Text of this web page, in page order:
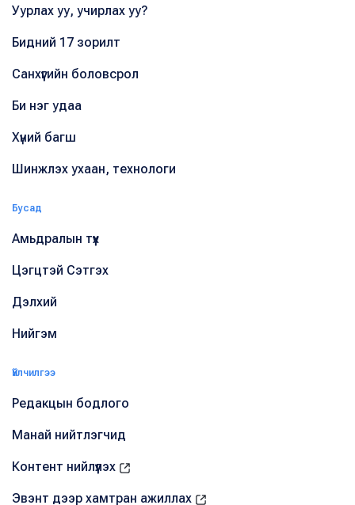
Уурлах уу, учирлах уу?
Бидний 17 зорилт
Санхүүгийн боловсрол
Би нэг удаа
Хүний багш
Шинжлэх ухаан, технологи
Бусад
Амьдралын түүх
Цэгцтэй Сэтгэх
Дэлхий
Нийгэм
Үйлчилгээ
Редакцын бодлого
Манай нийтлэгчид
Контент нийлүүлэх
Эвэнт дээр хамтран ажиллах